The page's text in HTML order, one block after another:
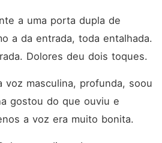
a uma porta dupla de
a da entrada, toda entalhada.
Dolores deu dois toques.
voz masculina, profunda, soou
gostou do que ouviu e
a voz era muito bonita.